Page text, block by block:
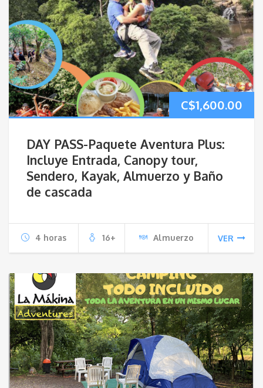
C$1,600.00
DAY PASS-Paquete Aventura Plus:
Incluye Entrada, Canopy tour,
Sendero, Kayak, Almuerzo y Baño
de cascada
4 horas 16+ Almuerzo VER